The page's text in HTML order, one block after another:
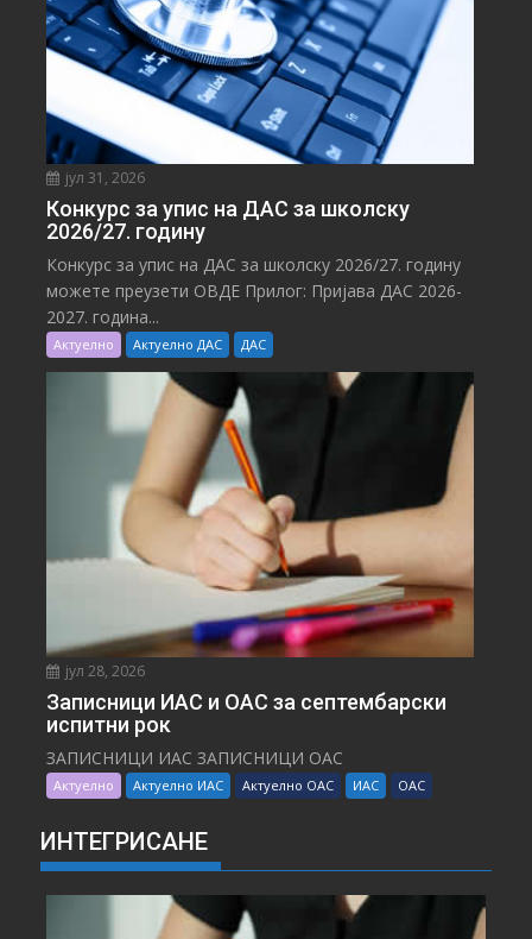
јул 31, 2026
Конкурс за упис на ДАС за школску
2026/27. годину
Конкурс за упис на ДАС за школску 2026/27. годину
можете преузети ОВДЕ Прилог: Пријава ДАС 2026-
2027. година...
Актуелно Актуелно ДАС ДАС
јул 28, 2026
Записници ИАС и ОАС за септембарски
испитни рок
ЗАПИСНИЦИ ИАС ЗАПИСНИЦИ ОАС
Актуелно Актуелно ИАС Актуелно ОАС ИАС ОАС
ИНТЕГРИСАНЕ